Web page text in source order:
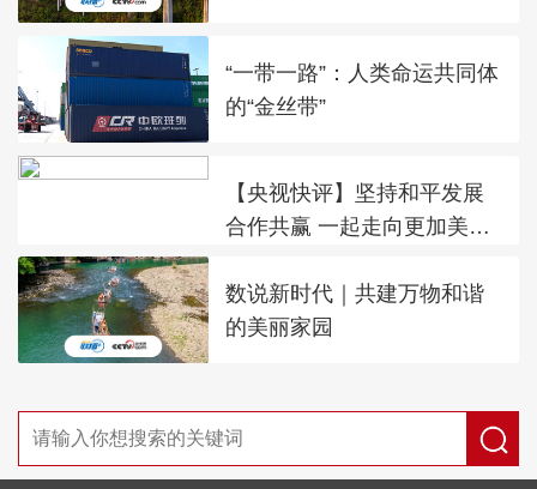
“一带一路”：人类命运共同体
的“金丝带”
【央视快评】坚持和平发展
合作共赢 一起走向更加美好
数说新时代｜共建万物和谐
的美丽家园